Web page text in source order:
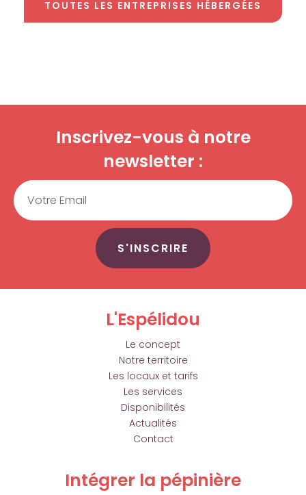
TOUTES LES ENTREPRISES HÉBERGÉES
Inscrivez-vous à notre
newsletter :
Email
S'INSCRIRE
L'Espélidou
Le concept
Notre territoire
Les locaux et tarifs
Les services
Disponibilités
Actualités
Contact
Intégrer la pépinière